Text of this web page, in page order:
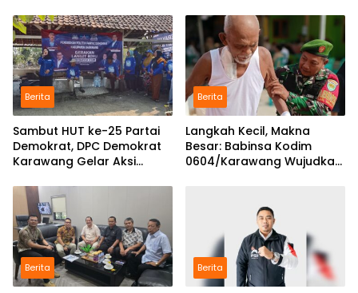
Selatan
Berita
Sambut HUT ke-25 Partai
Demokrat, DPC Demokrat
Karawang Gelar Aksi
Ciampel
Berita
Langkah Kecil, Makna
Besar: Babinsa Kodim
0604/Karawang Wujudkan
Berita Berita